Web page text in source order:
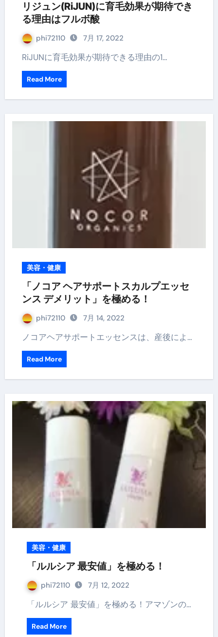
リジュン(RiJUN)に育毛効果が期待でき
る理由はフルボ酸
phi72110 7月 17, 2022
RiJUNに育毛効果が期待できる理由の1…
Read More
美容・健康
「ノコア ヘアサポートスカルプエッセ
ンス デメリット」を極める！
phi72110 7月 14, 2022
ノコアヘアサポートエッセンスは、産後によ…
Read More
美容・健康
「ルルシア 最安値」を極める！
phi72110 7月 12, 2022
「ルルシア 最安値」を極める！アマゾンの…
Read More